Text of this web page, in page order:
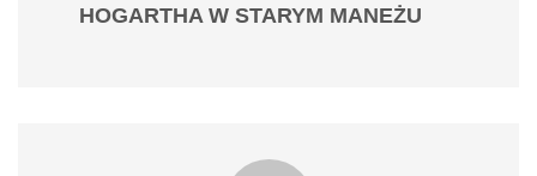
HOGARTHA W STARYM MANEŻU